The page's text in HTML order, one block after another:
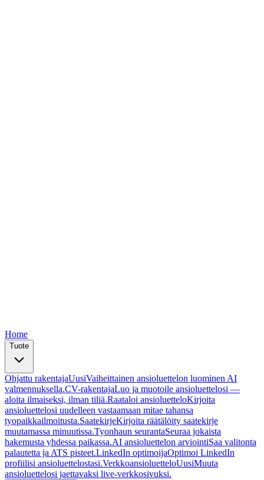
Home
Tuote
Ohjattu rakentajaUusiVaiheittainen ansioluettelon luominen AI
valmennuksella.CV-rakentajaLuo ja muotoile ansioluettelosi —
aloita ilmaiseksi, ilman tiliä.Raataloi ansioluetteloKirjoita
ansioluettelosi uudelleen vastaamaan mitae tahansa
tyopaikkailmoitusta.SaatekirjeKirjoita räätälöity saatekirje
muutamassa minuutissa.Tyonhaun seurantaSeuraa jokaista
hakemusta yhdessa paikassa.AI ansioluettelon arviointiSaa valitonta
palautetta ja ATS pisteet.LinkedIn optimoijaOptimoi LinkedIn
profiilisi ansioluettelostasi.VerkkoansioluetteloUusiMuuta
ansioluettelosi jaettavaksi live-verkkosivuksi.